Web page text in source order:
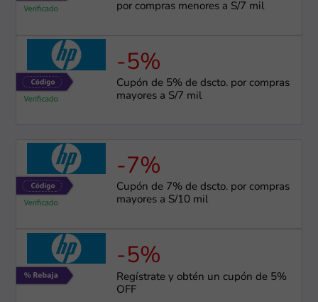
por compras menores a S/7 mil
-5%
Cupón de 5% de dscto. por compras
mayores a S/7 mil
-7%
Cupón de 7% de dscto. por compras
mayores a S/10 mil
-5%
Regístrate y obtén un cupón de 5%
OFF